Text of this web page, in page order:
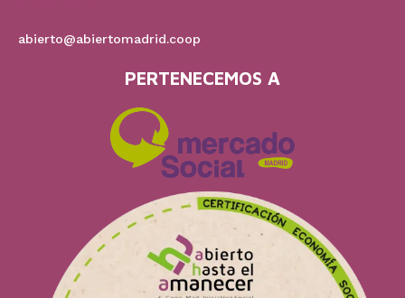
abierto@abiertomadrid.coop
PERTENECEMOS A